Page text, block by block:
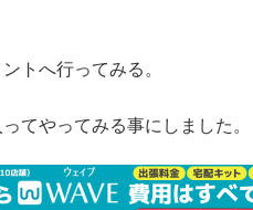
トへ行ってみる。
てやってみる事にしました。